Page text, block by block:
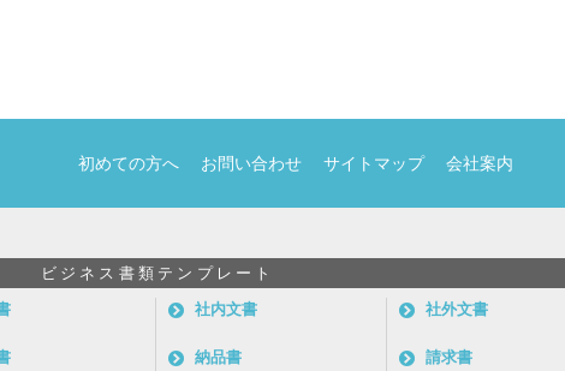
初めての方へ お問い合わせ サイトマップ 会社案内
ビジネス書類テンプレート
社内文書
納品書
社外文書
請求書